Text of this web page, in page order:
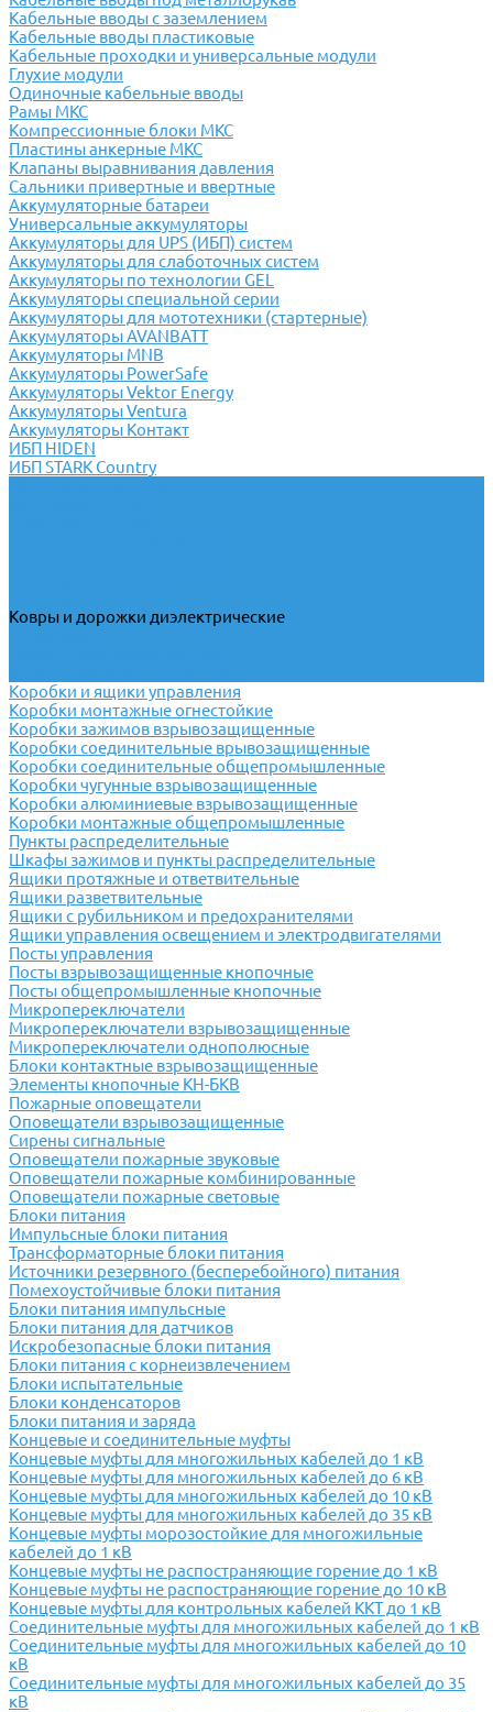
Кабельные вводы с заземлением
Кабельные вводы пластиковые
Кабельные проходки и универсальные модули
Глухие модули
Одиночные кабельные вводы
Рамы МКС
Компрессионные блоки МКС
Пластины анкерные МКС
Клапаны выравнивания давления
Сальники привертные и ввертные
Аккумуляторные батареи
Универсальные аккумуляторы
Аккумуляторы для UPS (ИБП) систем
Аккумуляторы для слаботочных систем
Аккумуляторы по технологии GEL
Аккумуляторы специальной серии
Аккумуляторы для мототехники (стартерные)
Аккумуляторы AVANBATT
Аккумуляторы MNB
Аккумуляторы PowerSafe
Аккумуляторы Vektor Energy
Аккумуляторы Ventura
Аккумуляторы Контакт
ИБП HIDEN
ИБП STARK Country
Ковры и дорожки диэлектрические
Коробки и ящики управления
Коробки монтажные огнестойкие
Коробки зажимов взрывозащищенные
Коробки соединительные врывозащищенные
Коробки соединительные общепромышленные
Коробки чугунные взрывозащищенные
Коробки алюминиевые взрывозащищенные
Коробки монтажные общепромышленные
Пункты распределительные
Шкафы зажимов и пункты распределительные
Ящики протяжные и ответвительные
Ящики разветвительные
Ящики с рубильником и предохранителями
Ящики управления освещением и электродвигателями
Посты управления
Посты взрывозащищенные кнопочные
Посты общепромышленные кнопочные
Микропереключатели
Микропереключатели взрывозащищенные
Микропереключатели однополюсные
Блоки контактные взрывозащищенные
Элементы кнопочные КН-БКВ
Пожарные оповещатели
Оповещатели взрывозащищенные
Сирены сигнальные
Оповещатели пожарные звуковые
Оповещатели пожарные комбинированные
Оповещатели пожарные световые
Блоки питания
Импульсные блоки питания
Трансформаторные блоки питания
Источники резервного (бесперебойного) питания
Помехоустойчивые блоки питания
Блоки питания импульсные
Блоки питания для датчиков
Искробезопасные блоки питания
Блоки питания с корнеизвлечением
Блоки испытательные
Блоки конденсаторов
Блоки питания и заряда
Концевые и соединительные муфты
Концевые муфты для многожильных кабелей до 1 кВ
Концевые муфты для многожильных кабелей до 6 кВ
Концевые муфты для многожильных кабелей до 10 кВ
Концевые муфты для многожильных кабелей до 35 кВ
Концевые муфты морозостойкие для многожильные
кабелей до 1 кВ
Концевые муфты не распостраняющие горение до 1 кВ
Концевые муфты не распостраняющие горение до 10 кВ
Концевые муфты для контрольных кабелей ККТ до 1 кВ
Соединительные муфты для многожильных кабелей до 1 кВ
Соединительные муфты для многожильных кабелей до 10
кВ
Соединительные муфты для многожильных кабелей до 35
кВ